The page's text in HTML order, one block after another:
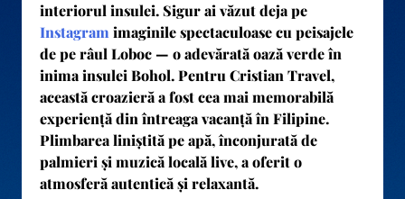
interiorul insulei. Sigur ai văzut deja pe
Instagramimaginile spectaculoase cu peisajele
de perâul Loboc— o adevărată oază verde în
inima insulei Bohol. PentruCristian Travel,
această croazieră a fost cea mai memorabilă
experiență din întreaga vacanță în Filipine.
Plimbarea liniștită pe apă, înconjurată de
palmieri și muzică locală live, a oferit o
atmosferă autentică și relaxantă.